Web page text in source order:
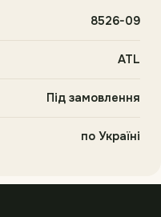
8526-09
ATL
Під замовлення
по Україні